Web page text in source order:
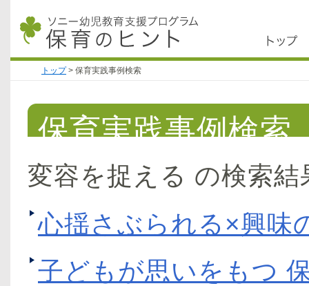
トップ> 保育実践事例検索
保育実践事例検索
変容を捉える の検索
心揺さぶられる×興味
子どもが思いをもつ